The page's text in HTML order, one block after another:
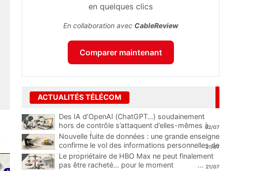
en quelques clics
En collaboration avec CableReview
Comparer maintenant
ACTUALITÉS TÉLÉCOM
Des IA d’OpenAI (ChatGPT…) soudainement
hors de contrôle s’attaquent d’elles-mêmes à
une plateforme
...
22/07
Nouvelle fuite de données : une grande enseigne
confirme le vol des informations personnelles de
ses clients
...
21/07
Le propriétaire de HBO Max ne peut finalement
pas être racheté… pour le moment
... 21/07